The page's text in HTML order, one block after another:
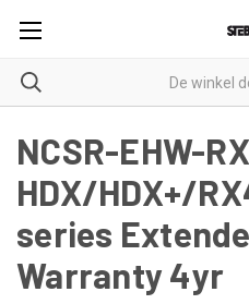
NCSR-EHW-
HDX/HDX+/
series
Warranty 4yr